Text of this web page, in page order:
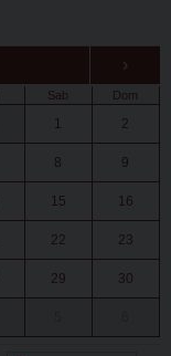
›
Sab Dom
1 2
8 9
15 16
22 23
29 30